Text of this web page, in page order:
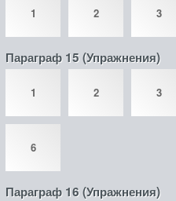
1 2 3
Параграф 15 (Упражнения)
1 2 3
6
Параграф 16 (Упражнения)